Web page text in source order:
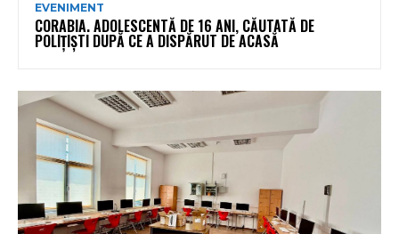
EVENIMENT
CORABIA. ADOLESCENTĂ DE 16 ANI, CĂUTATĂ DE
POLIȚIȘTI DUPĂ CE A DISPĂRUT DE ACASĂ